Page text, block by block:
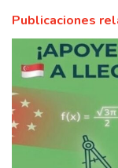
Publicaciones